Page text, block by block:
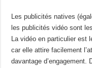
Les publicités natives
les publicités vidéo sont
La vidéo en particulier est
car elle attire facilement
davantage d’engagement.